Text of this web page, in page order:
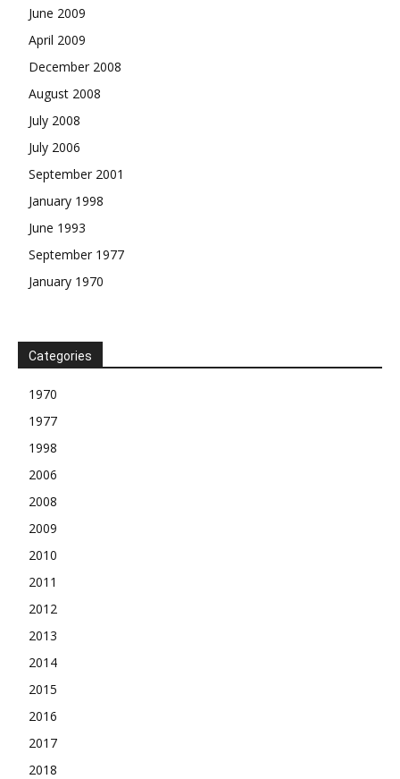
June 2009
April 2009
December 2008
August 2008
July 2008
July 2006
September 2001
January 1998
June 1993
September 1977
January 1970
Categories
1970
1977
1998
2006
2008
2009
2010
2011
2012
2013
2014
2015
2016
2017
2018